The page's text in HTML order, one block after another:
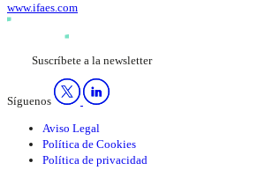
www.ifaes.com
Suscríbete a la newsletter
Síguenos
Aviso Legal
Política de Cookies
Política de privacidad